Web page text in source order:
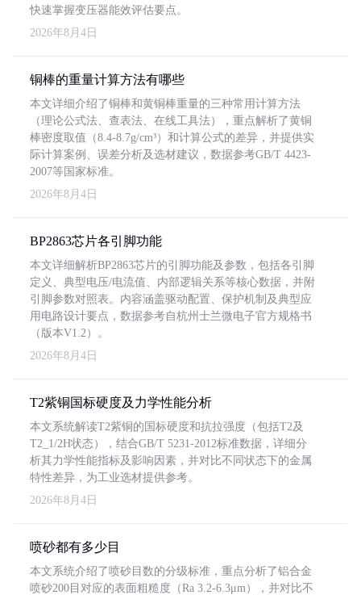
快速掌握变压器能效评估要点。
2026年8月4日
铜棒的重量计算方法有哪些
本文详细介绍了铜棒和黄铜棒重量的三种常用计算方法
（理论公式法、查表法、在线工具法），重点解析了黄铜
棒密度取值（8.4-8.7g/cm³）和计算公式的差异，并提供实
际计算案例、误差分析及选材建议，数据参考GB/T 4423-
2007等国家标准。
2026年8月4日
BP2863芯片各引脚功能
本文详细解析BP2863芯片的引脚功能及参数，包括各引脚
定义、典型电压/电流值、内部逻辑关系等核心数据，并附
引脚参数对照表。内容涵盖驱动配置、保护机制及典型应
用电路设计要点，数据参考自杭州士兰微电子官方规格书
（版本V1.2）。
2026年8月4日
T2紫铜国标硬度及力学性能分析
本文系统解读T2紫铜的国标硬度和抗拉强度（包括T2及
T2_1/2H状态），结合GB/T 5231-2012标准数据，详细分
析其力学性能指标及影响因素，并对比不同状态下的金属
特性差异，为工业选材提供参考。
2026年8月4日
喷砂都有多少目
本文系统介绍了喷砂目数的分级标准，重点分析了铝合金
喷砂200目对应的表面粗糙度（Ra 3.2-6.3μm），并对比不